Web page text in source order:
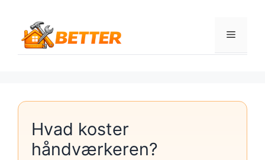
indhold
Menu
Hvad koster
håndværkeren?